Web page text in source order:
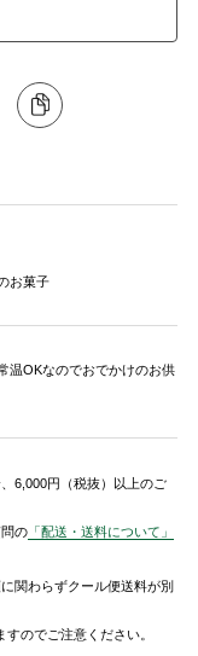
お菓子
温OKなのでおでかけのお供
6,000円（税抜）以上のご
の 「配送・送料について」
関わらずクール便送料が別
のでご注意ください。